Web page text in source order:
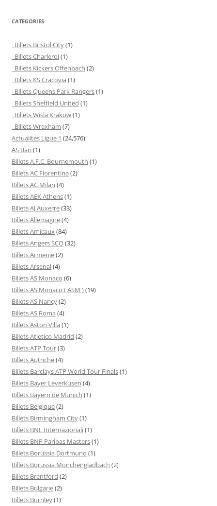
CATEGORIES
Billets Bristol City(1)
Billets Charleroi(1)
Billets Kickers Offenbach (2)
Billets KS Cracovia (1)
Billets Queens Park Rangers(1)
Billets Sheffield United (1)
Billets Wisla Krakow(1)
Billets Wrexham (7)
Actualités Ligue 1 (24,576)
AS Bari(1)
Billets A.F.C. Bournemouth (1)
Billets AC Fiorentina (2)
Billets AC Milan (4)
Billets AEK Athens(1)
Billets AJ Auxerre(33)
Billets Allemagne(4)
Billets Amicaux(84)
Billets Angers SCO(32)
Billets Armenie(2)
Billets Arsenal(4)
Billets AS Monaco (6)
Billets AS Monaco ( ASM )(19)
Billets AS Nancy(2)
Billets AS Roma (4)
Billets Aston Villa (1)
Billets Atletico Madrid (2)
Billets ATP Tour(3)
Billets Autriche(4)
Billets Barclays ATP World Tour Finals(1)
Billets Bayer Leverkusen (4)
Billets Bayern de Munich (1)
Billets Belgique(2)
Billets Birmingham City(1)
Billets BNL Internazionali(1)
Billets BNP Paribas Masters(1)
Billets Borussia Dortmund (1)
Billets Borussia Mönchengladbach (2)
Billets Brentford (2)
Billets Bulgarie(2)
Billets Burnley(1)